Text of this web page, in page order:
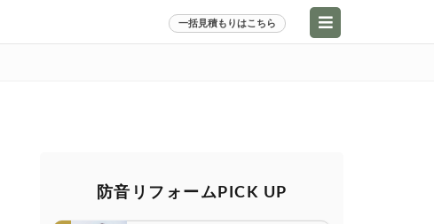
一括見積もりはこちら
防音リフォームPICK UP